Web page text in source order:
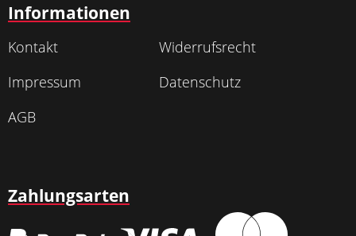
Informationen
Kontakt
Widerrufsrecht
Impressum
Datenschutz
AGB
Zahlungsarten